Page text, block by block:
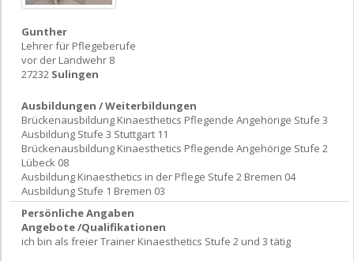
Gunther
Lehrer für Pflegeberufe
vor der Landwehr 8
27232 Sulingen
Ausbildungen / Weiterbildungen
Brückenausbildung Kinaesthetics Pflegende Angehörige Stufe 3
Ausbildung Stufe 3 Stuttgart 11
Brückenausbildung Kinaesthetics Pflegende Angehörige Stufe 2
Lübeck 08
Ausbildung Kinaesthetics in der Pflege Stufe 2 Bremen 04
Ausbildung Stufe 1 Bremen 03
Persönliche Angaben
Angebote /Qualifikationen
ich bin als freier Trainer Kinaesthetics Stufe 2 und 3 tätig